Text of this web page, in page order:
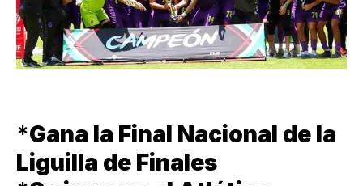
*Gana la Final Nacional de la
Liguilla de Finales